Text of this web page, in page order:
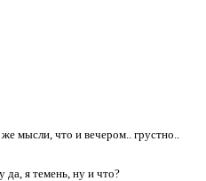
мысли, что и вечером.. грустно..
да, я темень, ну и что?